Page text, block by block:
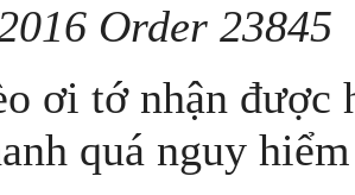
Order 23845
ơi tớ nhận
quá nguy hiểm